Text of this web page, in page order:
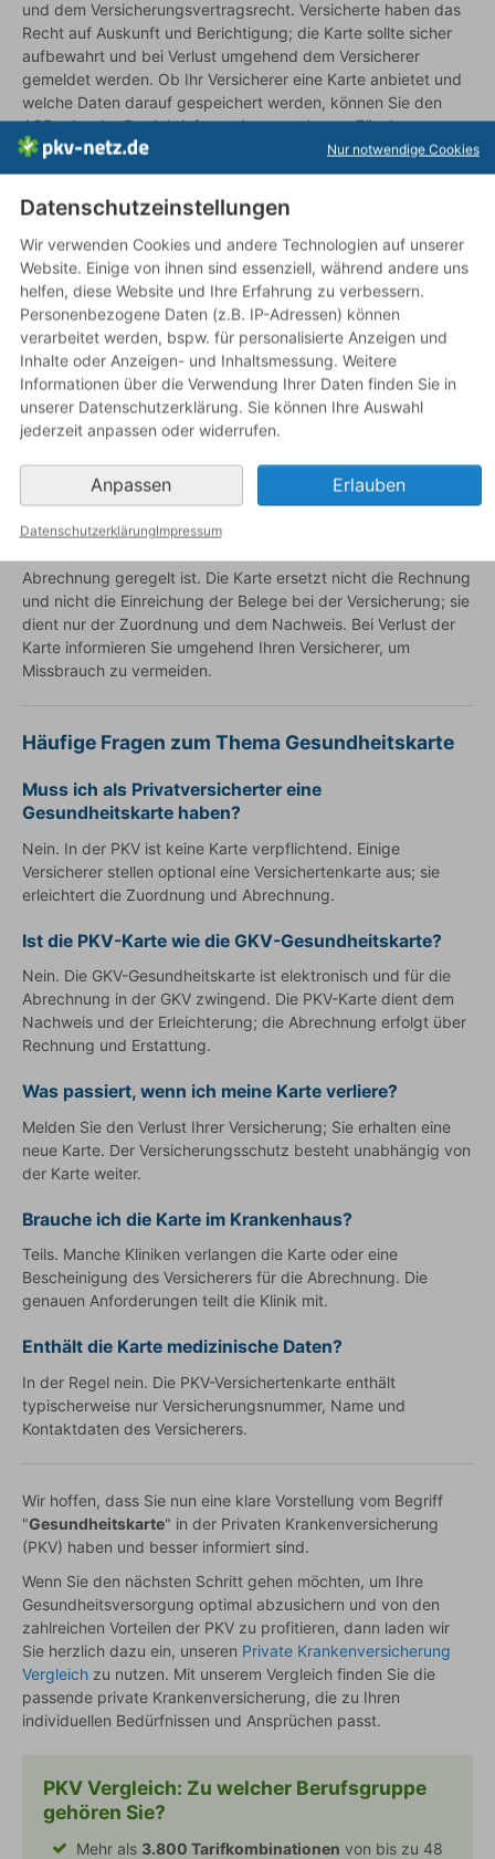
und dem Versicherungsvertragsrecht. Versicherte haben das
Recht auf Auskunft und Berichtigung; die Karte sollte sicher
aufbewahrt und bei Verlust umgehend dem Versicherer
gemeldet werden. Ob Ihr Versicherer eine Karte anbietet und
welche Daten darauf gespeichert werden, können Sie den
AGB oder der Produktinformation entnehmen. Für den
Versicherungsschutz ist die Karte nicht erforderlich; der
Vertrag und die Leistungspflicht bestehen unabhängig davon.
Zusammenfassend ist die Gesundheitskarte in der PKV eine
optionale Versichertenkarte, die den Nachweis des Schutzes
und die Abrechnung erleichtern kann; ihre Nutzung ist nicht
verpflichtend, und der Versicherungsschutz besteht auch
ohne sie.
ImambulantenBereich rechnen Ärzte in der PKV in der Regel
direkt mit dem Versicherten ab; die Karte dient dann vor allem
der Zuordnung und der schnelleren Erfassung von
Versicherungsnummer und Versicherer. Beistationären
Aufenthalten kann die Klinik die Karte oder eine
Bescheinigung des Versicherers für die Abrechnung
verlangen. DieErstattungder Kosten erfolgt unabhängig von
der Karte nach demKostenerstattungsprinzip– Sie reichen
die Rechnung ein und erhalten die Erstattung gemäß Vertrag.
EinPrivate Krankenversicherung Vergleich
Abrechnung geregelt ist. Die Karte ersetzt nicht die Rechnung
und nicht die Einreichung der Belege bei der Versicherung; sie
dient nur der Zuordnung und dem Nachweis. Bei Verlust der
Karte informieren Sie umgehend Ihren Versicherer, um
Missbrauch zu vermeiden.
Häufige Fragen zum Thema Gesundheitskarte
Muss ich als Privatversicherter eine
Gesundheitskarte haben?
Nein. In der PKV ist keine Karte verpflichtend. Einige
Versicherer stellen optional eine Versichertenkarte aus; sie
erleichtert die Zuordnung und Abrechnung.
Ist die PKV-Karte wie die GKV-Gesundheitskarte?
Nein. Die GKV-Gesundheitskarte ist elektronisch und für die
Abrechnung in der GKV zwingend. Die PKV-Karte dient dem
Nachweis und der Erleichterung; die Abrechnung erfolgt über
Rechnung und Erstattung.
Was passiert, wenn ich meine Karte verliere?
Melden Sie den Verlust Ihrer Versicherung; Sie erhalten eine
neue Karte. Der Versicherungsschutz besteht unabhängig von
der Karte weiter.
Brauche ich die Karte im Krankenhaus?
Teils. Manche Kliniken verlangen die Karte oder eine
Bescheinigung des Versicherers für die Abrechnung. Die
genauen Anforderungen teilt die Klinik mit.
Enthält die Karte medizinische Daten?
In der Regel nein. Die PKV-Versichertenkarte enthält
typischerweise nur Versicherungsnummer, Name und
Kontaktdaten des Versicherers.
Wir hoffen, dass Sie nun eine klare Vorstellung vom Begriff
"Gesundheitskarte" in der Privaten Krankenversicherung
(PKV) haben und besser informiert sind.
Wenn Sie den nächsten Schritt gehen möchten, um Ihre
Gesundheitsversorgung optimal abzusichern und von den
zahlreichen Vorteilen der PKV zu profitieren, dann laden wir
Sie herzlich dazu ein, unseren Private Krankenversicherung
Vergleich zu nutzen. Mit unserem Vergleich finden Sie die
passende private Krankenversicherung, die zu Ihren
individuellen Bedürfnissen und Ansprüchen passt.
PKV Vergleich: Zu welcher Berufsgruppe
gehören Sie?
Mehr als 3.800 Tarifkombinationen von bis zu 48
Nur notwendige Cookies
Datenschutzeinstellungen
Wir verwenden Cookies und andere Technologien auf unserer
Website. Einige von ihnen sind essenziell, während andere uns
helfen, diese Website und Ihre Erfahrung zu verbessern.
Personenbezogene Daten (z.B. IP-Adressen) können
verarbeitet werden, bspw. für personalisierte Anzeigen und
Inhalte oder Anzeigen- und Inhaltsmessung. Weitere
Informationen über die Verwendung Ihrer Daten finden Sie in
unserer Datenschutzerklärung. Sie können Ihre Auswahl
jederzeit anpassen oder widerrufen.
Anpassen Erlauben
DatenschutzerklärungImpressum